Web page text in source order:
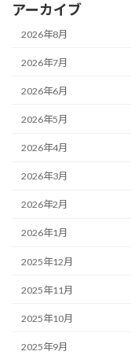
アーカイブ
2026年8月
2026年7月
2026年6月
2026年5月
2026年4月
2026年3月
2026年2月
2026年1月
2025年12月
2025年11月
2025年10月
2025年9月